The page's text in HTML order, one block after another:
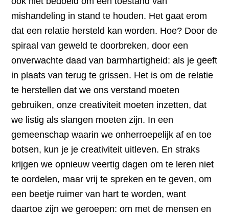
mishandeling in stand te houden. Het gaat erom
dat een relatie hersteld kan worden. Hoe? Door de
spiraal van geweld te doorbreken, door een
onverwachte daad van barmhartigheid: als je geeft
in plaats van terug te grissen. Het is om de relatie
te herstellen dat we ons verstand moeten
gebruiken, onze creativiteit moeten inzetten, dat
we listig als slangen moeten zijn. In een
gemeenschap waarin we onherroepelijk af en toe
botsen, kun je je creativiteit uitleven. En straks
krijgen we opnieuw veertig dagen om te leren niet
te oordelen, maar vrij te spreken en te geven, om
een beetje ruimer van hart te worden, want
daartoe zijn we geroepen: om met de mensen en